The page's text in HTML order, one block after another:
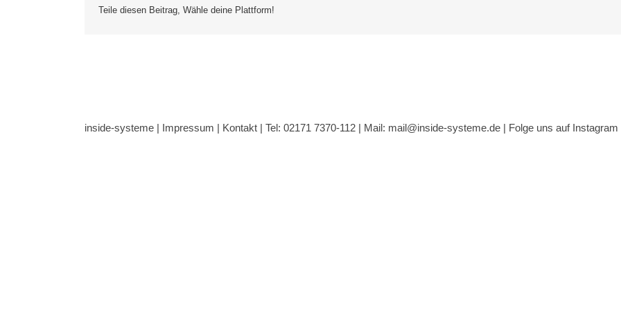
Teile diesen Beitrag, Wähle deine Plattform!
inside-systeme | Impressum | Kontakt | Tel: 02171 7370-112 | Mail: mail@inside-systeme.de | Folge uns auf Instagram